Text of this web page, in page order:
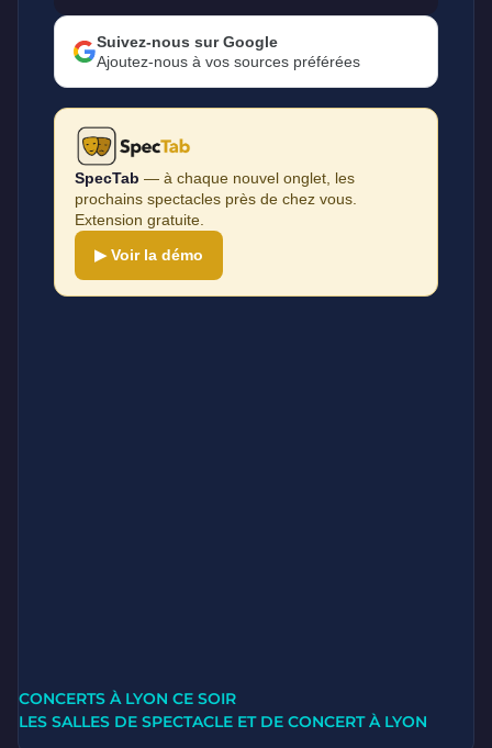
Suivez-nous sur Google
Ajoutez-nous à vos sources préférées
SpecTab — à chaque nouvel onglet, les
prochains spectacles près de chez vous.
Extension gratuite.
▶ Voir la démo
CONCERTS À LYON CE SOIR
LES SALLES DE SPECTACLE ET DE CONCERT À LYON